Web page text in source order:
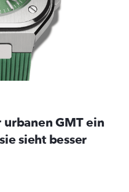
urbanen GMT ein
sieht besser